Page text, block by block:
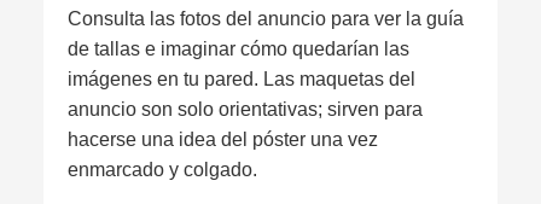
Consulta las fotos del anuncio para ver la guía
de tallas e imaginar cómo quedarían las
imágenes en tu pared. Las maquetas del
anuncio son solo orientativas; sirven para
hacerse una idea del póster una vez
enmarcado y colgado.